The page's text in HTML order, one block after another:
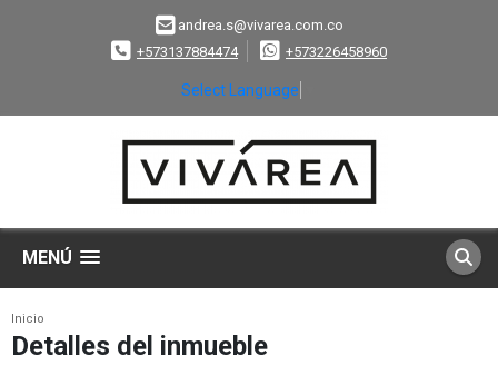
andrea.s@vivarea.com.co
+573137884474
+573226458960
Select Language
MENÚ
Inicio
Detalles del inmueble